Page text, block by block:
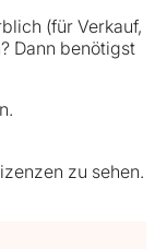
(für Verkauf,
Dann benötigst
zu sehen.